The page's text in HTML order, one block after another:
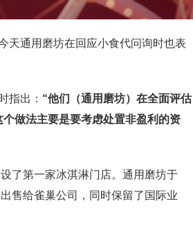
天通用磨坊在回应小食代问询时也表
指出： “他们（通用磨坊）在全面评估
做法主要是要考虑处置非盈利的资
了第一家冰淇淋门店。通用磨坊于
售给雀巢公司，同时保留了国际业